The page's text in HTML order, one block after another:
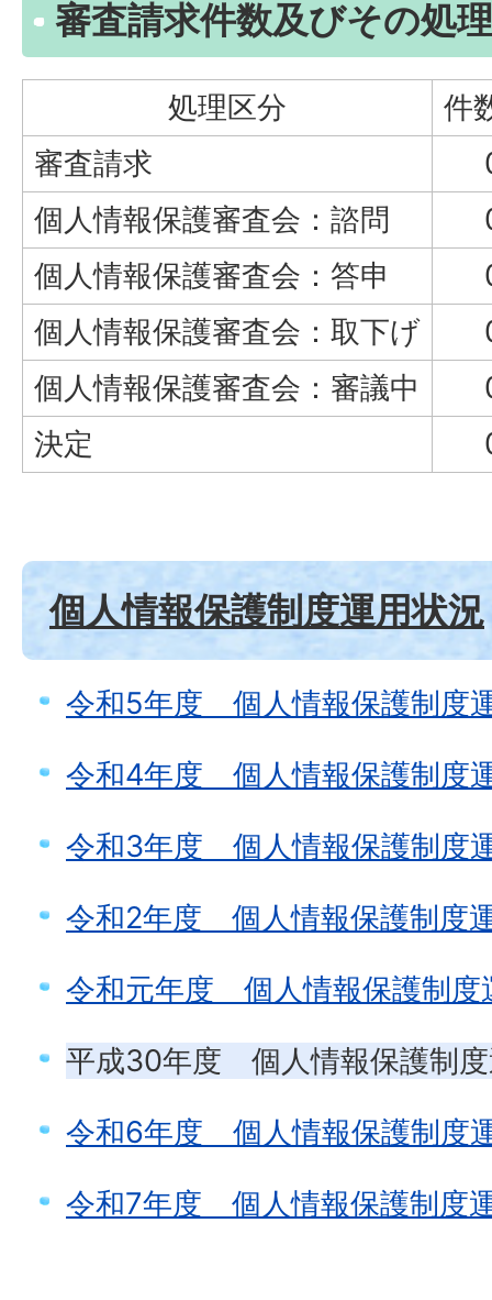
審査請求件数及びその処
処理区分
件
審査請求
個人情報保護審査会：諮問
個人情報保護審査会：答申
個人情報保護審査会：取下げ
個人情報保護審査会：審議中
決定
個人情報保護制度運用状況
令和5年度 個人情報保護制度
令和4年度 個人情報保護制度
令和3年度 個人情報保護制度
令和2年度 個人情報保護制度
令和元年度 個人情報保護制度
平成30年度 個人情報保護制度
令和6年度 個人情報保護制度
令和7年度 個人情報保護制度